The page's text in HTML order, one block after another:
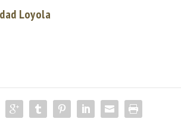
Loyola